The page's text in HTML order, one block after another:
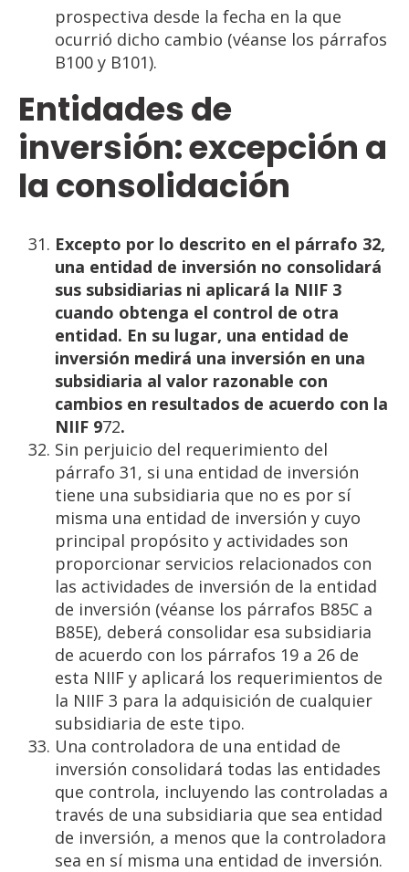
prospectiva desde la fecha en la que
ocurrió dicho cambio (véanse los párrafos
B100 y B101).
Entidades de
inversión:excepción a
la consolidación
Excepto por lo descrito en el párrafo 32,
una entidad de inversión no consolidará
sus subsidiarias ni aplicará la NIIF 3
cuando obtenga el control de otra
entidad. En su lugar, una entidad de
inversión medirá una inversión en una
subsidiaria al valor razonable con
cambios en resultados de acuerdo con la
NIIF 972.
Sin perjuicio del requerimiento del
párrafo 31, si una entidad de inversión
tiene una subsidiaria que no es por sí
misma una entidad de inversión y cuyo
principal propósito y actividades son
proporcionar servicios relacionados con
las actividades de inversión de la entidad
de inversión (véanse los párrafos B85C a
B85E), deberá consolidar esa subsidiaria
de acuerdo con los párrafos 19 a 26 de
esta NIIF y aplicará los requerimientos de
la NIIF 3 para la adquisición de cualquier
subsidiaria de este tipo.
Una controladora de una entidad de
inversión consolidará todas las entidades
que controla, incluyendo las controladas a
través de una subsidiaria que sea entidad
de inversión, a menos que la controladora
sea en sí misma una entidad de inversión.